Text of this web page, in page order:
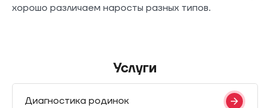
хорошо различаем наросты разных типов.
Услуги
Диагностика родинок